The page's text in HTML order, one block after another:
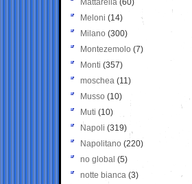
Mattarella (60)
Meloni (14)
Milano (300)
Montezemolo (7)
Monti (357)
moschea (11)
Musso (10)
Muti (10)
Napoli (319)
Napolitano (220)
no global (5)
notte bianca (3)